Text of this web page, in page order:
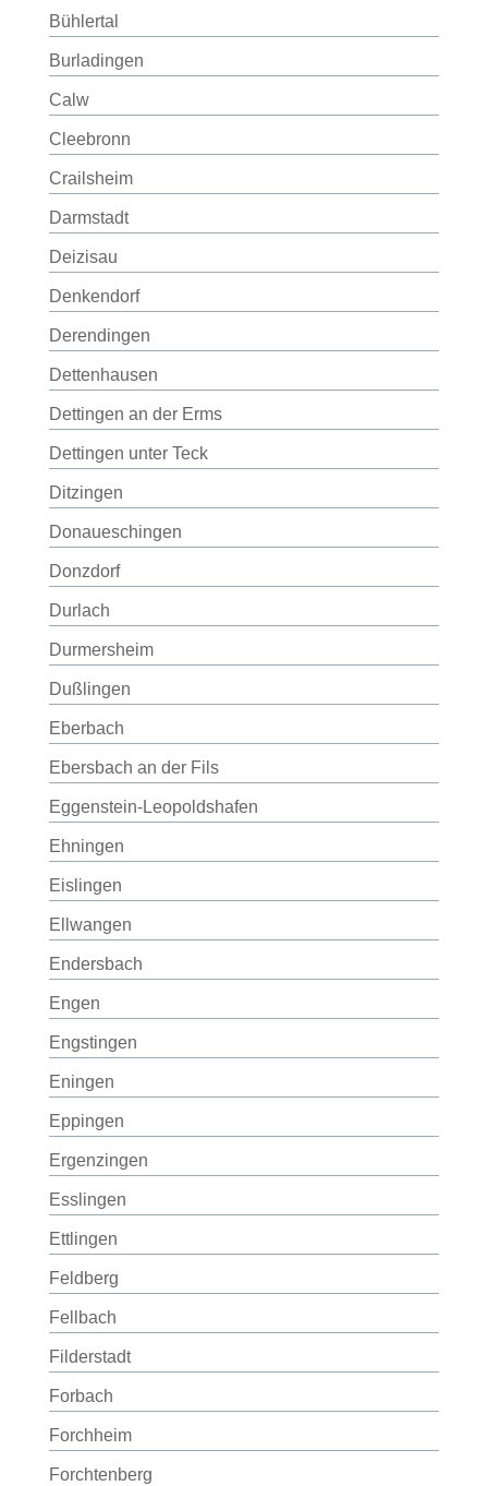
Bühlertal
Burladingen
Calw
Cleebronn
Crailsheim
Darmstadt
Deizisau
Denkendorf
Derendingen
Dettenhausen
Dettingen an der Erms
Dettingen unter Teck
Ditzingen
Donaueschingen
Donzdorf
Durlach
Durmersheim
Dußlingen
Eberbach
Ebersbach an der Fils
Eggenstein-Leopoldshafen
Ehningen
Eislingen
Ellwangen
Endersbach
Engen
Engstingen
Eningen
Eppingen
Ergenzingen
Esslingen
Ettlingen
Feldberg
Fellbach
Filderstadt
Forbach
Forchheim
Forchtenberg